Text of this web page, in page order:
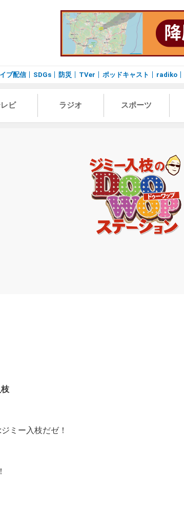
ブ配信 SDGs 防災 TVer ポッドキャスト radiko
ビ ラジオ スポーツ
ミー入枝だゼ！